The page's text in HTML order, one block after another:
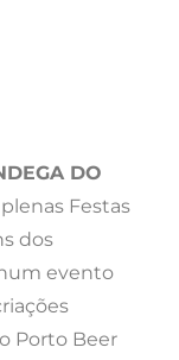
DO
Festas
dos
evento
Porto Beer